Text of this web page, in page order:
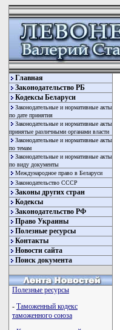
Главная
Законодательство РБ
Кодексы Беларуси
Законодательные и нормативные акты
по дате принятия
Законодательные и нормативные акты
принятые различными органами власти
Законодательные и нормативные акты
по темам
Законодательные и нормативные акты
по виду документы
Международное право в Беларуси
Законодательство СССР
Законы других стран
Кодексы
Законодательство РФ
Право Украины
Полезные ресурсы
Контакты
Новости сайта
Поиск документа
Полезные ресурсы
- Таможенный кодекс
таможенного союза